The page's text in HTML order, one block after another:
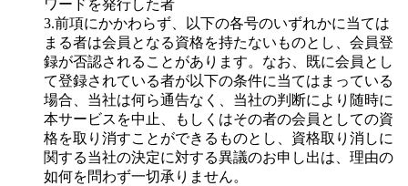
ワードを発行した者
3.前項にかかわらず、以下の各号のいずれかに当ては
まる者は会員となる資格を持たないものとし、会員登
録が否認されることがあります。なお、既に会員とし
て登録されている者が以下の条件に当てはまっている
場合、当社は何ら通告なく、当社の判断により随時に
本サービスを中止、もしくはその者の会員としての資
格を取り消すことができるものとし、資格取り消しに
関する当社の決定に対する異議のお申し出は、理由の
如何を問わず一切承りません。